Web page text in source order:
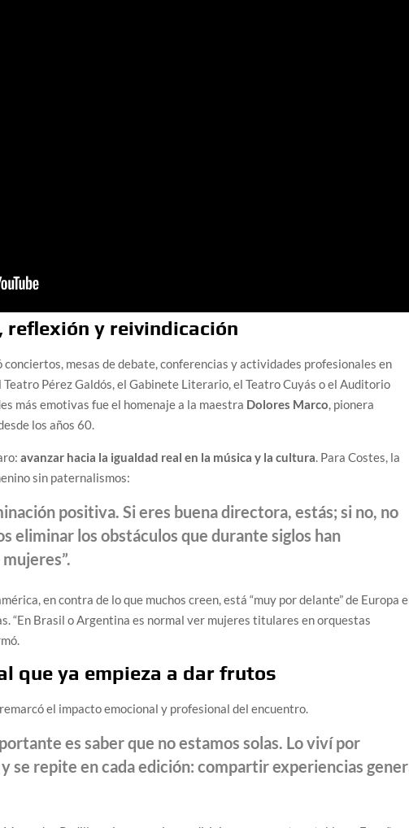
reflexión y reivindicación
mesas de debate, conferencias y actividades profesionales en
Pérez Galdós, el Gabinete Literario, el Teatro Cuyás o el Auditorio
más emotivas fue el homenaje a la maestra Dolores Marco, pionera
los años 60.
avanzar hacia la igualdad real en la música y la cultura. Para Costes, la
sin paternalismos:
positiva. Si eres buena directora, estás; si no, no
eliminar los obstáculos que durante siglos han
en contra de lo que muchos creen, está “muy por delante” de Europa
“En Brasil o Argentina es normal ver mujeres titulares en orquestas
que ya empieza a dar frutos
el impacto emocional y profesional del encuentro.
es saber que no estamos solas. Lo viví por
se repite en cada edición: compartir experiencias